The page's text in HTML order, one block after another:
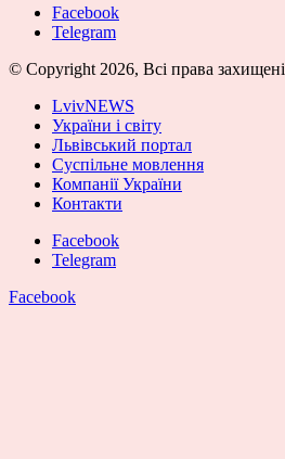
Facebook
Telegram
© Copyright 2026, Всі права захищені
LvivNEWS
України і світу
Львівський портал
Суспільне мовлення
Компанії України
Контакти
Facebook
Telegram
Facebook